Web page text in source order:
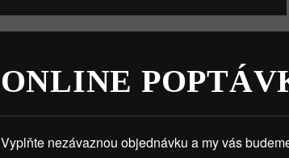
ONLINE
Vyplňte nezávaznou objednávku a my vás